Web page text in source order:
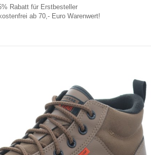
Rabatt für Erstbesteller
ab 70,- Euro Warenwert!